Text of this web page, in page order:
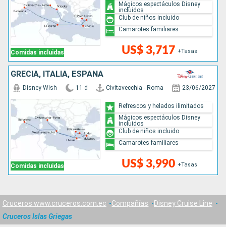
Comidas incluidas US$ 3,717 +Tasas
Mágicos espectáculos Disney
incluidos
Club de niños incluido
Camarotes familiares
GRECIA, ITALIA, ESPAÑA
Comidas incluidas
Disney Wish 11 d Civitavecchia - Roma 23/06/2027
US$ 3,990 +Tasas
Refrescos y helados ilimitados
Mágicos espectáculos Disney
incluidos
Club de niños incluido
Camarotes familiares
Cruceros www.cruceros.com.ec Compañías
Disney Cruise Line
Cruceros Islas Griegas